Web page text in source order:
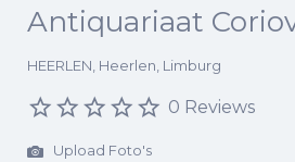
Antiquariaat
HEERLEN, Heerlen, Limburg
0 Reviews
Upload Foto's